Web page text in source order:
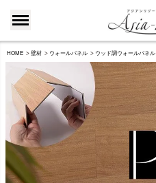
HOME 壁材 ウォールパネル ウッド調ウォールパネル